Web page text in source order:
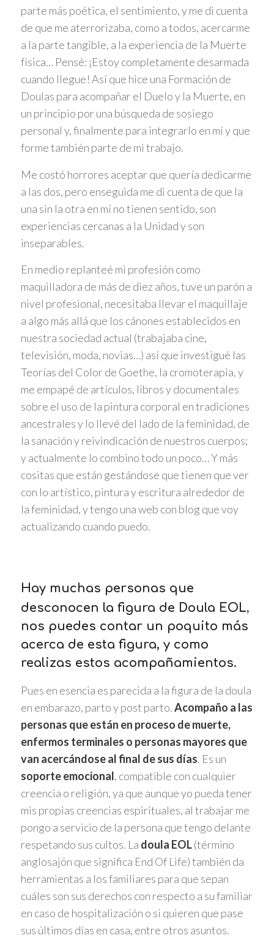
parte más poética, el sentimiento, y me di cuenta
de que me aterrorizaba, como a todos, acercarme
a la parte tangible, a la experiencia de la Muerte
física… Pensé: ¡Estoy completamente desarmada
cuando llegue! Así que hice una Formación de
Doulas para acompañar el Duelo y la Muerte, en
un principio por una búsqueda de sosiego
personal y, finalmente para integrarlo en mí y que
forme también parte de mi trabajo.
Me costó horrores aceptar que quería dedicarme
a las dos, pero enseguida me di cuenta de que la
una sin la otra en mí no tienen sentido, son
experiencias cercanas a la Unidad y son
inseparables.
En medio replanteé mi profesión como
maquilladora de más de diez años, tuve un parón a
nivel profesional, necesitaba llevar el maquillaje
a algo más allá que los cánones establecidos en
nuestra sociedad actual (trabajaba cine,
televisión, moda, novias…) así que investigué las
Teorías del Color de Goethe, la cromoterapia, y
me empapé de artículos, libros y documentales
sobre el uso de la pintura corporal en tradiciones
ancestrales y lo llevé del lado de la feminidad, de
la sanación y reivindicación de nuestros cuerpos;
y actualmente lo combino todo un poco… Y más
cositas que están gestándose que tienen que ver
con lo artístico, pintura y escritura alrededor de
la feminidad, y tengo una web con blog que voy
actualizando cuando puedo.
Hay muchas personas que
desconocen la figura de Doula EOL,
nos puedes contar un poquito más
acerca de esta figura, y como
realizas estos acompañamientos.
Pues en esencia es parecida a la figura de la doula
en embarazo, parto y post parto.Acompaño a las
personas que están en proceso de muerte,
enfermos terminales o personas mayores que
van acercándose al final de sus días. Es un
soporte emocional, compatible con cualquier
creencia o religión, ya que aunque yo pueda tener
mis propias creencias espirituales, al trabajar me
pongo a servicio de la persona que tengo delante
respetando sus cultos. La doula EOL(término
anglosajón que significa End Of Life) también da
herramientas a los familiares para que sepan
cuáles son sus derechos con respecto a su familiar
en caso de hospitalización o si quieren que pase
sus últimos días en casa, entre otros asuntos.